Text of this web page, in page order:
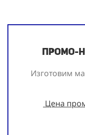
Промо-
Изготовим
Цена